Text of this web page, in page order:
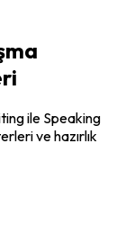
ile Speaking
ve hazırlık